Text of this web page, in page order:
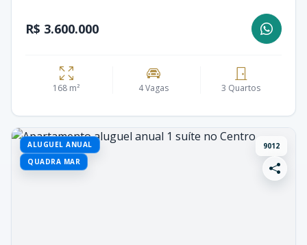
R$ 3.600.000
168 m² 4 Vagas 3 Quartos
ALUGUEL ANUAL
QUADRA MAR
9012